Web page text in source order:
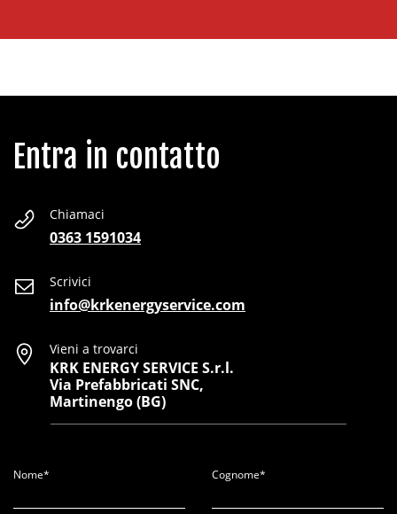
Entra in contatto
Chiamaci
0363 1591034
Scrivici
info@krkenergyservice.com
Vieni a trovarci
KRK ENERGY SERVICE S.r.l.
Via Prefabbricati SNC,
Martinengo (BG)
Nome* Cognome*